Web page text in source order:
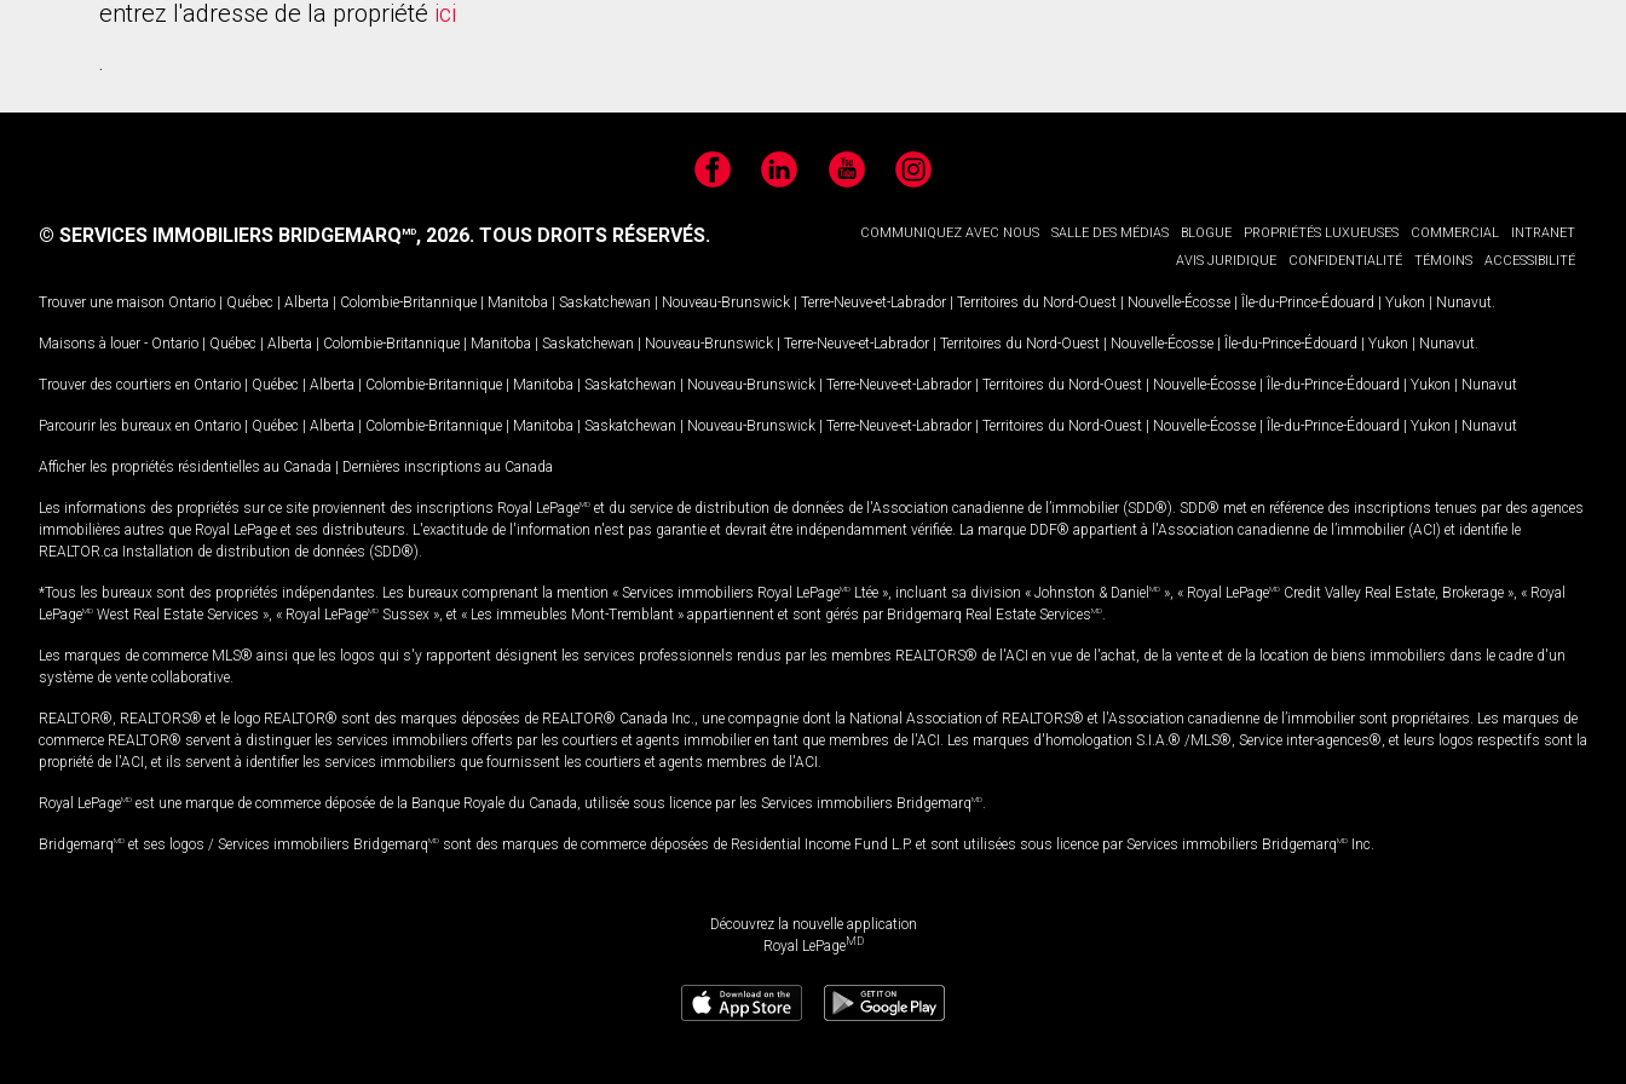
entrez l'adresse de la propriété ici
.
FacebookLinkedIn YouTubeInstagram
COMMUNIQUEZ AVEC NOUS SALLE DES MÉDIAS BLOGUE PROPRIÉTÉS LUXUEUSES COMMERCIAL
INTRANET
AVIS JURIDIQUE
CONFIDENTIALITÉ TÉMOINS ACCESSIBILITÉ
© SERVICES IMMOBILIERS BRIDGEMARQMD, 2026. TOUS DROITS RÉSERVÉS.
Trouver une maison Ontario | Québec | Alberta | Colombie-Britannique | Manitoba | Saskatchewan | Nouveau-Brunswick | Terre-Neuve-et-Labrador | Territoires du Nord-Ouest | Nouvelle-Écosse | Île-du-Prince-Édouard | Yukon | Nunavut
Maisons à louer - Ontario | Québec | Alberta | Colombie-Britannique | Manitoba | Saskatchewan | Nouveau-Brunswick | Terre-Neuve-et-Labrador | Territoires du Nord-Ouest | Nouvelle-Écosse | Île-du-Prince-Édouard | Yukon | Nunavut
Trouver des courtiers en Ontario | Québec | Alberta | Colombie-Britannique | Manitoba | Saskatchewan | Nouveau-Brunswick | Terre-Neuve-et-Labrador | Territoires du Nord-Ouest | Nouvelle-Écosse | Île-du-Prince-Édouard | Yukon | Nunavut
Parcourir les bureaux en Ontario | Québec | Alberta | Colombie-Britannique | Manitoba | Saskatchewan | Nouveau-Brunswick | Terre-Neuve-et-Labrador | Territoires du Nord-Ouest | Nouvelle-Écosse | Île-du-Prince-Édouard | Yukon | Nunavut
Afficher les propriétés résidentielles au Canada | Dernières inscriptions au Canada
Les informations des propriétés sur ce site proviennent des inscriptions Royal LePageMD et du service de distribution de données de l'Association canadienne de l’immobilier (SDD®). SDD® met en référence des inscriptions tenues par des agences
immobilières autres que Royal LePage et ses distributeurs. L'exactitude de l'information n'est pas garantie et devrait être indépendamment vérifiée. La marque DDF® appartient à l'Association canadienne de l’immobilier (ACI) et identifie le
REALTOR.ca Installation de distribution de données (SDD®).
*Tous les bureaux sont des propriétés indépendantes. Les bureaux comprenant la mention « Services immobiliers Royal LePageMD Ltée », incluant sa division « Johnston & Daniel MD », « Royal LePageMD Credit Valley Real Estate, Brokerage », « Royal
LePageMD West Real Estate Services », « Royal LePageMD Sussex », et « Les immeubles Mont-Tremblant » appartiennent et sont gérés par Bridgemarq Real Estate ServicesMD
Les marques de commerce MLS® ainsi que les logos qui s'y rapportent désignent les services professionnels rendus par les membres REALTORS® de l'ACI en vue de l'achat, de la vente et de la location de biens immobiliers dans le cadre d'un
système de vente collaborative.
REALTOR®, REALTORS® et le logo REALTOR® sont des marques déposées de REALTOR® Canada Inc., une compagnie dont la National Association of REALTORS® et l'Association canadienne de l’immobilier sont propriétaires. Les marques de
commerce REALTOR® servent à distinguer les services immobiliers offerts par les courtiers et agents immobilier en tant que membres de l'ACI. Les marques d'homologation S.I.A.® /MLS®, Service inter-agences®, et leurs logos respectifs sont la
propriété de l'ACI, et ils servent à identifier les services immobiliers que fournissent les courtiers et agents membres de l'ACI.
Royal LePageMD est une marque de commerce déposée de la Banque Royale du Canada, utilisée sous licence par les Services immobiliers BridgemarqMD
BridgemarqMD et ses logos / Services immobiliers BridgemarqMD sont des marques de commerce déposées de Residential Income Fund L.P. et sont utilisées sous licence par Services immobiliers BridgemarqMD Inc.
Découvrez la nouvelle application
Royal LePageMD